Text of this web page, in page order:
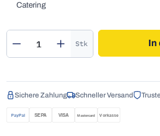
Catering
Produkt Anzahl: Gib
Stk In
Sichere Zahlung Schneller Versand